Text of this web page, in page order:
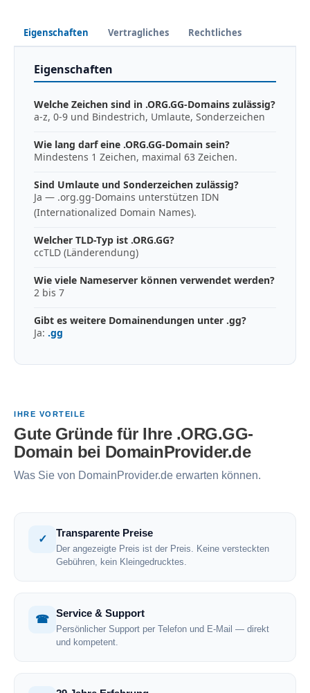
Eigenschaften Vertragliches Rechtliches
Eigenschaften
Welche Zeichen sind in .ORG.GG-Domains zulässig?
a-z, 0-9 und Bindestrich, Umlaute, Sonderzeichen
Wie lang darf eine .ORG.GG-Domain sein?
Mindestens 1 Zeichen, maximal 63 Zeichen.
Sind Umlaute und Sonderzeichen zulässig?
Ja — .org.gg-Domains unterstützen IDN
(Internationalized Domain Names).
Welcher TLD-Typ ist .ORG.GG?
ccTLD (Länderendung)
Wie viele Nameserver können verwendet werden?
2 bis 7
Gibt es weitere Domainendungen unter .gg?
Ja: .gg
IHRE VORTEILE
Gute Gründe für Ihre .ORG.GG-
Domain bei DomainProvider.de
Was Sie von DomainProvider.de erwarten können.
✓
Transparente Preise
Der angezeigte Preis ist der Preis. Keine versteckten
Gebühren, kein Kleingedrucktes.
☎
Service & Support
Persönlicher Support per Telefon und E-Mail — direkt
und kompetent.